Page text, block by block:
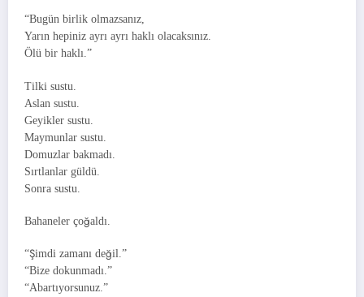
“Bugün birlik olmazsanız,
Yarın hepiniz ayrı ayrı haklı olacaksınız.
Ölü bir haklı.”
Tilki sustu.
Aslan sustu.
Geyikler sustu.
Maymunlar sustu.
Domuzlar bakmadı.
Sırtlanlar güldü.
Sonra sustu.
Bahaneler çoğaldı.
“Şimdi zamanı değil.”
“Bize dokunmadı.”
“Abartıyorsunuz.”